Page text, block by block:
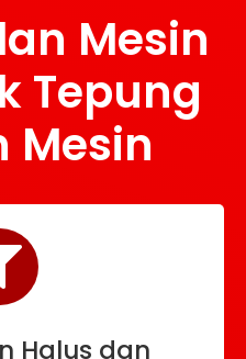
Mesin
Tepung
Mesin
Halus dan